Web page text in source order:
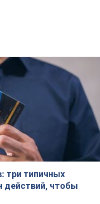
три типичных
действий, чтобы